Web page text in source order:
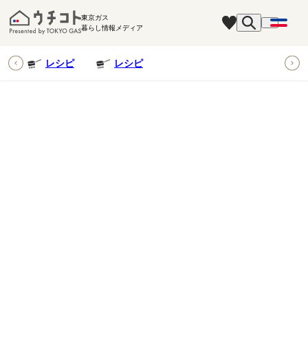
東京ガス
暮らし情報メディア
レシピ レシピ